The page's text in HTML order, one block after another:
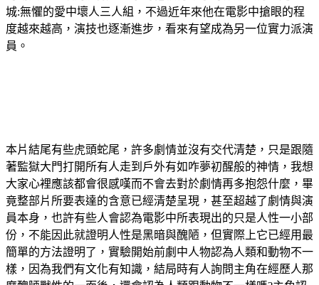
城:無懼的愛中壞人三人組，不過近年來他在電影中搶眼的程
度越來越高，演技也逐漸進步，看來有望成為另一位實力派演
員。
本片結尾有些虎頭蛇尾，許多劇情並沒有交代清楚，只是跟隨
著監獄大門打開所有人走到戶外有如咋夢初醒般的神情，我想
大家心裡應該都會很感嘆而不會去對於劇情再多抱怨什麼，畢
竟整部片所要表達的含意已經清楚呈現，甚至超越了劇情與演
員本身，也許有些人會認為電影中所表現出的只是人性一小部
份，不能因此就證明人性是黑暗與醜陋，但實際上它已經用最
簡單的方法證明了，實驗開始前劇中人物認為人類和動物不一
樣，因為我們有文化有知識，結局時有人詢問主角在經歷人那